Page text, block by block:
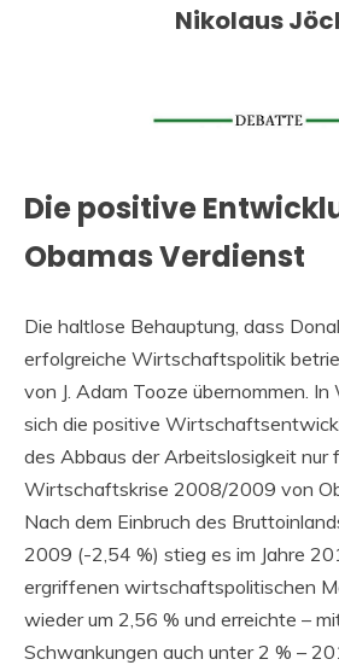
Nikolaus
Die positive
Obamas Verdienst
Die haltlose Behauptung, dass
erfolgreiche Wirtschaftspolitik
von J. Adam Tooze übernommen.
sich die positive
des Abbaus der Arbeitslosigkeit nur
Wirtschaftskrise 2008/2009 von
Nach dem Einbruch des
2009 (-2,54 %) stieg es im Jahre
ergriffenen wirtschaftspolitischen
wieder um 2,56 % und erreichte –
Schwankungen auch unter 2 % –